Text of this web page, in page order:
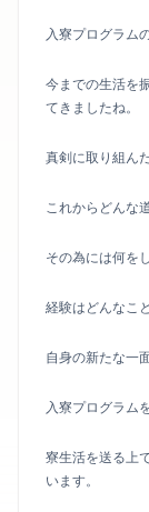
入寮プログラム
今までの生活を
てきましたね。
真剣に取り組ん
これからどんな
その為には何を
経験はどんなこ
自身の新たな一
入寮プログラム
寮生活を送る上
います。